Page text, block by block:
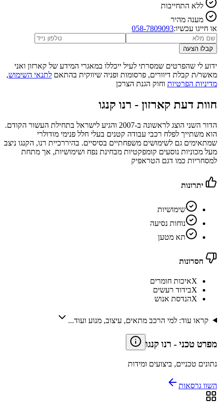
ללא התחייבות
מענה מהיר
או חייגו עכשיו:058-7809093
קבלו הצעה
ידוע לי שהפרטים שמסרתי לעיל ייכללו במאגרי המידע של קארזון ואני
מאשר/ת קבלת דיוורים, פרסומות ופניה שיווקית בהתאם לתנאי השימוש,
מדיניות הפרטיות וחוק הגנת הצרכן
חוות דעת קארזון - רנו קנגו
הדור השני הוצג לראשונה ב-2007 והגיע לישראל בתחילת העשור הקודם.
הוא משתייך לפלח רכבי עבודה קטנים בעלי חלל פנימי מודולרי
שמתאימים גם לשימושים משפחתיים בסיסיים. בהיררכיית רנו, הקנגו ניצב
מעל מכוניות נוסעים קומפקטיות מבחינת נפח ושימושיות, אך מתחת
למסחריות כמו דגם הטראפיק
יתרונות
שימושיות
נוחות נסיעה
תא מטען
חסרונות
Xאיכות חומרים
Xבידוד רעשים
Xהנדסת אנוש
קראו עוד: למי הרכב מתאים, עיצוב, מנוע ועוד...
מפרט טכני - רנו קנגו
נתונים טכניים, ביצועים ומידות
השוו גרסאות